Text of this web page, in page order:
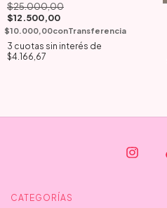
$25.000,00
$12.500,00
$10.000,00conTransferencia
3 cuotas sin interés de
$4.166,67
CATEGORÍAS